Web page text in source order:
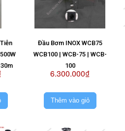
Đầu Bơm INOX WCB75
WCB100 | WCB-75 | WCB-
100
6.300.000₫
Thêm vào giỏ